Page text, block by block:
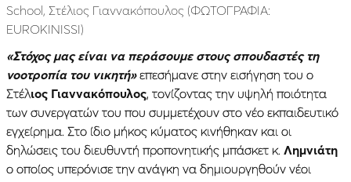
School, Στέλιος Γιαννακόπουλος (ΦΩΤΟΓΡΑΦΙΑ:
EUROKINISSI)
«Στόχος μας είναι να περάσουμε στους σπουδαστές τη
νοοτροπία του νικητή»επεσήμανε στην εισήγηση του ο
Στέλιος Γιαννακόπουλος, τονίζοντας την υψηλή ποιότητα
των συνεργατών του που συμμετέχουν στο νέο εκπαιδευτικό
εγχείρημα. Στο ίδιο μήκος κύματος κινήθηκαν και οι
δηλώσεις του διευθυντή προπονητικής μπάσκετ κ. Λημνιάτη
ο οποίος υπερόνισε την ανάγκη να δημιουργηθούν νέοι